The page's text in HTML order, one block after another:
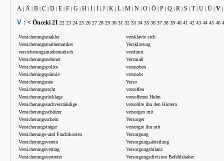
A | Ä | B | C | D | E | F | G | H | I | İ | J | K | L | M | N | O | Ö | P | Q | R | S | T| U | Ü | V |
V : < Önceki 21 22 23 24 25 26 27 28 29 30 31 32 33 34 35 36 37 38 39 40 41 42 43 44 45 46
Versicherungsmakler
Versicherungsmathematiker
versicherungsmathematisch
Versicherungsnehmer
Versicherungspolice
Versicherungsprämie
Versicherungsrate
Versicherungsrecht
Versicherungsrücklage
Versicherungssachverständige
Versicherungsschätzer
Versicherungsschein
Versicherungsträger
Versicherungs-und Frachtkosten
Versicherungsverein
Versicherungsvertrag
Versicherungsvertreter
versklavte sich
Versklavung
verslumt
Versmaß
versnoben
versnobt
Verso
versoffen
versoffenes Huhn
versohlte ihn den Hintern
versorgen mit
Versorger
versorgte ihn mit
Versorgung
Versorgungsabteilung
Versorgungsbilanz
Versorgungsdivision Befehlshaber